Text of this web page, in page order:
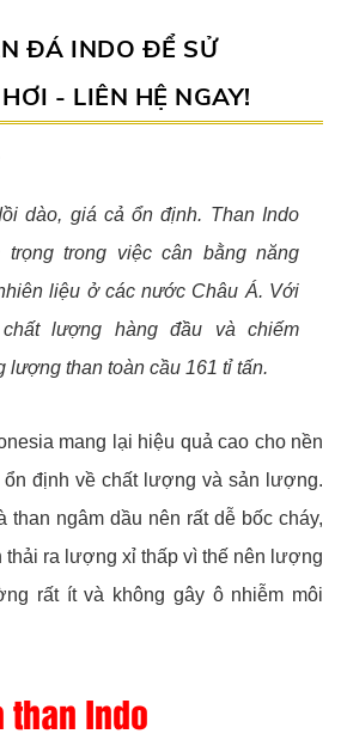
ĐÁ INDO ĐỂ SỬ
- LIÊN HỆ NGAY!
dào, giá cả ổn định. Than Indo
trong việc cân bằng năng
liệu ở các nước Châu Á. Với
lượng hàng đầu và chiếm
lượng than toàn cầu 161 tỉ tấn.
mang lại hiệu quả cao cho nền
định về chất lượng và sản lượng.
than ngâm dầu nên rất dễ bốc cháy,
thải ra lượng xỉ thấp vì thế nên lượng
rất ít và không gây ô nhiễm môi
than Indo